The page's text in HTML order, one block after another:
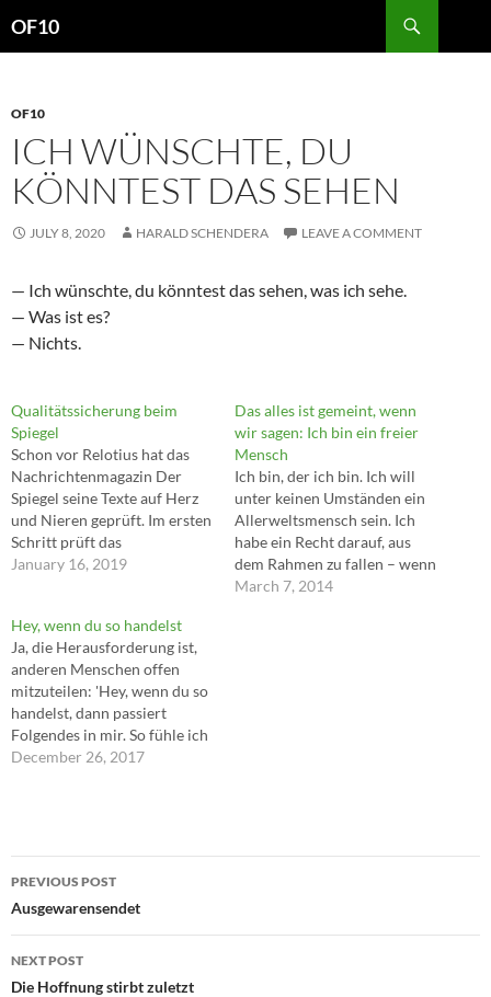
OF10
OF10
ICH WÜNSCHTE, DU
KÖNNTEST DAS SEHEN
JULY 8, 2020 HARALD SCHENDERA LEAVE A COMMENT
— Ich wünschte, du könntest das sehen, was ich sehe.
— Was ist es?
— Nichts.
Qualitätssicherung beim
Spiegel
Schon vor Relotius hat das
Nachrichtenmagazin Der
Spiegel seine Texte auf Herz
und Nieren geprüft. Im ersten
Schritt prüft das
Redaktionssystem die Texte
Schritt messen Dokumentare
die Abstände zwischen den
Buchstaben nach Im dritten
Schritt begutachten
Ressortleiter Auffälligkeiten:
"ich sehe dich, du scharfes…
January 16, 2019
Das alles ist gemeint, wenn
wir sagen: Ich bin ein freier
Mensch
Ich bin, der ich bin. Ich will
unter keinen Umständen ein
Allerweltsmensch sein. Ich
habe ein Recht darauf, aus
dem Rahmen zu fallen – wenn
ich es kann. Ich wünsche mir
March 7, 2014
Hey, wenn du so handelst
Ja, die Herausforderung ist,
anderen Menschen offen
mitzuteilen: 'Hey, wenn du so
handelst, dann passiert
Folgendes in mir. So fühle ich
mich, das brauche ich. Und
Marshall Rosenberg
December 26, 2017
Post
navigation
PREVIOUS POST
Ausgewarensendet
NEXT POST
Die Hoffnung stirbt zuletzt